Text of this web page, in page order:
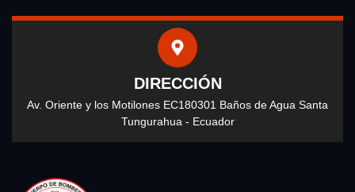
DIRECCIÓN
Av. Oriente y los Motilones EC180301 Baños de Agua Santa
Tungurahua - Ecuador